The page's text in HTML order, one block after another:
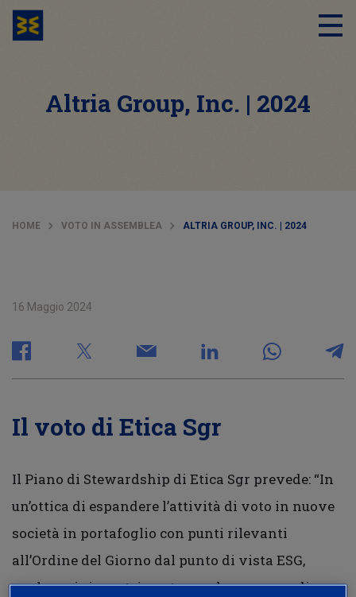
Altria Group, Inc. | 2024
HOME VOTO IN ASSEMBLEA ALTRIA GROUP, INC. | 2024
16 Maggio 2024
Il voto di Etica Sgr
Il Piano di Stewardship di Etica Sgr prevede: “In
un’ottica di espandere l’attività di voto in nuove
società in portafoglio con punti rilevanti
all’Ordine del Giorno dal punto di vista ESG,
qualora si riscontri per tempo la presenza di